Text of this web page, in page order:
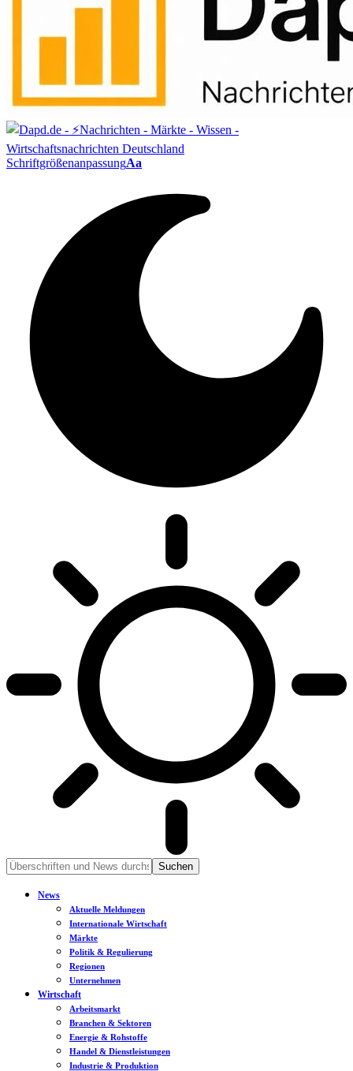
SchriftgrößenanpassungAa
News
Aktuelle Meldungen
Internationale Wirtschaft
Märkte
Politik & Regulierung
Regionen
Unternehmen
Wirtschaft
Arbeitsmarkt
Branchen & Sektoren
Energie & Rohstoffe
Handel & Dienstleistungen
Industrie & Produktion